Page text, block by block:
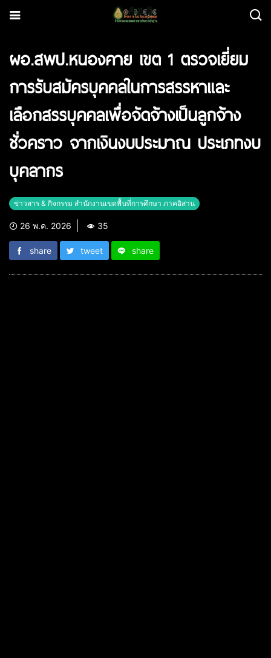
ผอ.สพป.หนองคาย เขต 1 ตรวจเยี่ยม
การรับสมัครบุคคลในการสรรหาและ
เลือกสรรบุคคลเพื่อจัดจ้างเป็นลูกจ้าง
ชั่วคราว จากเงินงบประมาณ ประเภทงบ
บุคลากร
ข่าวสาร & กิจกรรม สำนักงานเขตพื้นที่การศึกษา ภาคอิสาน
26 พ.ค. 2026 35
share tweet share